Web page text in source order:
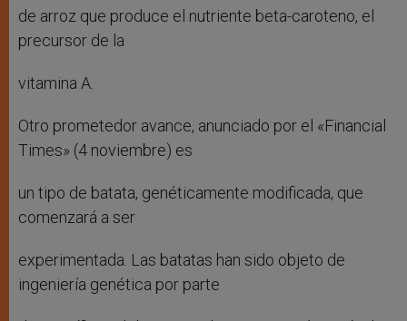
de arroz que produce el nutriente beta-caroteno, el
precursor de la
vitamina A.
Otro prometedor avance, anunciado por el «Financial
Times» (4 noviembre) es
un tipo de batata, genéticamente modificada, que
comenzará a ser
experimentada. Las batatas han sido objeto de
ingeniería genética por parte